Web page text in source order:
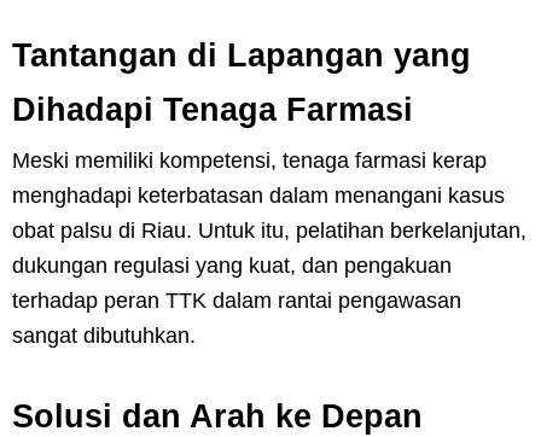
Tantangan di Lapangan yang
Dihadapi Tenaga Farmasi
Meski memiliki kompetensi, tenaga farmasi kerap
menghadapi keterbatasan dalam menangani kasus
obat palsu di Riau. Untuk itu, pelatihan berkelanjutan,
dukungan regulasi yang kuat, dan pengakuan
terhadap peran TTK dalam rantai pengawasan
sangat dibutuhkan.
Solusi dan Arah ke Depan